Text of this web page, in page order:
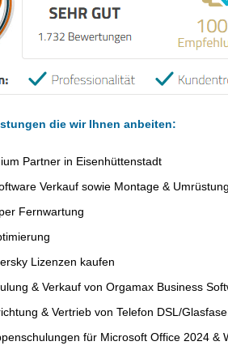
die wir Ihnen anbeiten:
Partner in Eisenhüttenstadt
Verkauf sowie Montage &
Fernwartung
Lizenzen kaufen
& Verkauf von Orgamax Business
& Vertrieb von Telefon DSL/
für Microsoft Office 2024 &